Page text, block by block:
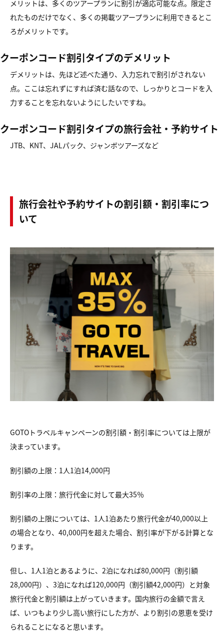
メリットは、多くのツアープランに割引が適応可能な点。限定さ
れたものだけでなく、多くの掲載ツアープランに利用できるとこ
ろがメリットです。
クーポンコード割引タイプのデメリット
デメリットは、先ほど述べた通り、入力忘れで割引がされない
点。ここは忘れずにすれば済む話なので、しっかりとコードを入
力することを忘れないようにしたいですね。
クーポンコード割引タイプの旅行会社・予約サイト
JTB、KNT、JALパック、ジャンボツアーズなど
旅行会社や予約サイトの割引額・割引率につ
いて
GOTOトラベルキャンペーンの割引額・割引率については上限が
決まっています。
割引額の上限：1人1泊14,000円
割引率の上限：旅行代金に対して最大35％
割引額の上限については、1人1泊あたり旅行代金が40,000以上
の場合となり、40,000円を超えた場合、割引率が下がる計算とな
ります。
但し、1人1泊とあるように、2泊になれば80,000円（割引額
28,000円）、3泊になれば120,000円（割引額42,000円）と対象
旅行代金と割引額は上がっていきます。国内旅行の金額で言え
ば、いつもより少し高い旅行にした方が、より割引の恩恵を受け
られることになると思います。